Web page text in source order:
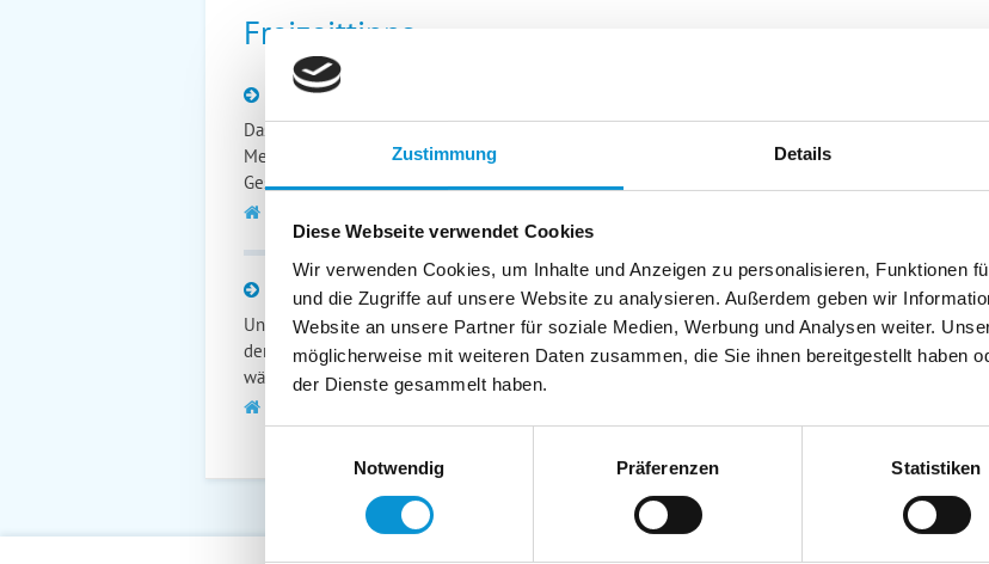
Zustimmung Details
Diese Webseite verwendet Cookies
Wir verwenden Cookies, um Inhalte und Anzeigen zu personalisieren, Funktionen
und die Zugriffe auf unsere Website zu analysieren. Außerdem geben wir
Website an unsere Partner für soziale Medien, Werbung und Analysen weiter.
möglicherweise mit weiteren Daten zusammen, die Sie ihnen bereitgestellt haben
der Dienste gesammelt haben.
Notwendig
Präferenzen Statistiken
Freizeittipps
Doberaner Münster
Das Münster in Bad Doberan gilt als das bedeutendste mittelalterliche Bauwerk in
Mecklenburg-Vorpommern, das beste Beispiel für die Umsetzung mittelalterlichen
Gestaltungswillens in Backstein.
Oase - Das Badeparadies in Güstrow
Unser Spassbad hat eine Wassertiefe von 1,35 m bei einer Wassertemperatur von ca. 30°C. In
der mediterranen Wassererlebniswelt können Sie zwischen vielen attraktiven Angeboten
wählen.